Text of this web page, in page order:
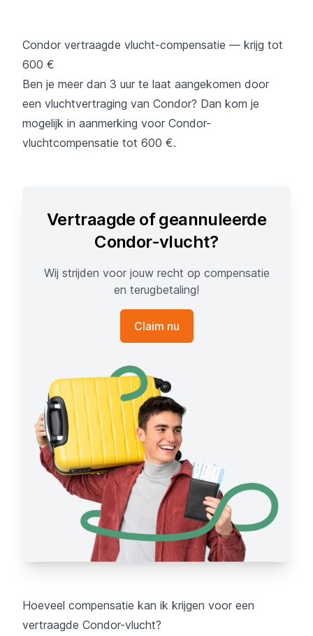
Condor vertraagde vlucht-compensatie — krijg tot
600 €
Ben je meer dan 3 uur te laat aangekomen door
een vluchtvertraging van Condor? Dan kom je
mogelijk in aanmerking voor Condor-
vluchtcompensatie tot 600 €.
Vertraagde of geannuleerde
Condor-vlucht?
Wij strijden voor jouw recht op compensatie
en terugbetaling!
Claim nu
Hoeveel compensatie kan ik krijgen voor een
vertraagde Condor-vlucht?